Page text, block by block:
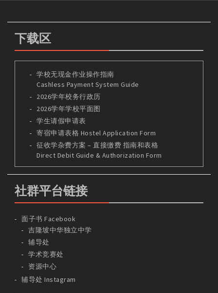
下载区
学校无现金作业操作指南
Cashless Payment System Guide
2026学年校务行政历
2026学年学校平面图
学生请假申请表
寄宿申请表格 Hostel Application Form
征收学杂费方案 – 直接缴费 指南和表格
Direct Debit Guide & Authorization Form
社群平台链接
面子书 Facebook
吉隆坡中华独立中学
辅导处
学术竞赛处
资源中心
辅导处 Instagram